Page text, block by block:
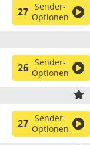
27 Sender-
Optionen
26 Sender-
Optionen
27 Sender-
Optionen